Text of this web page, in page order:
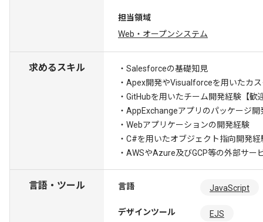
担当領域
Web・オープンシステム
求めるスキル
・Salesforceの基礎知見
・Apex開発やVisualforceを用いたカ
・GitHubを用いたチーム開発経験 【
・AppExchangeアプリのパッケージ開
・Webアプリケーションの開発経験
・C#を用いたオブジェクト指向開発経
・AWSやAzure及びGCP等の外部サー
言語・ツール 言語 JavaScript
デザインツール EJS